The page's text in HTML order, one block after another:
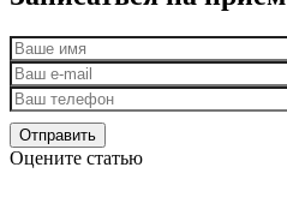
Оцените статью